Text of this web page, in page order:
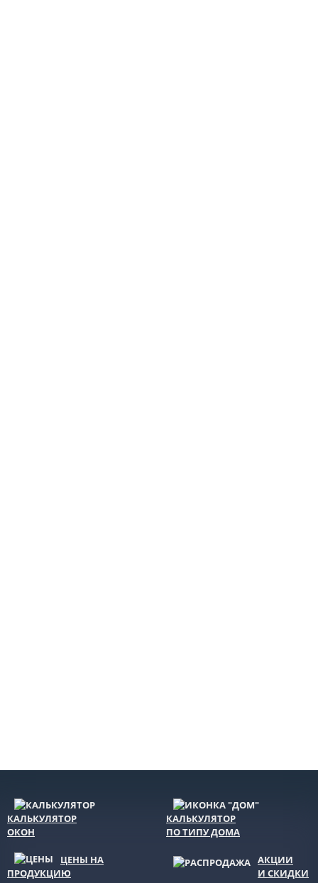
КАЛЬКУЛЯТОР
ОКОН
КАЛЬКУЛЯТОР
ПО ТИПУ ДОМА
ЦЕНЫ НА
ПРОДУКЦИЮ
АКЦИИ
И СКИДКИ